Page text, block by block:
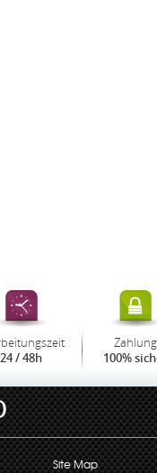
24 / 48h
Zahlung
100%
Site Map